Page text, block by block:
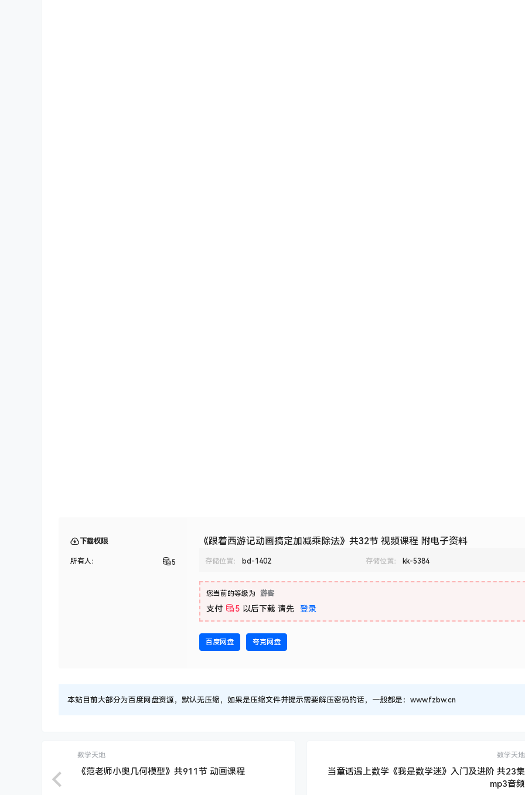
下载权限
所有人： 5
《跟着西游记动画搞定加减乘除法》共32节 视频课程 附电子资料
存储位置： bd-1402 存储位置： kk-5384
您当前的等级为 游客
支付 5 以后下载 请先 登录
百度网盘 夸克网盘
本站目前大部分为百度网盘资源，默认无压缩，如果是压缩文件并提示需要解压密码的话，一般都是：www.fzbw.cn
数学天地
《范老师小奥几何模型》共911节 动画课程
数学天地
当童话遇上数学《我是数学迷》入门及进阶 共23集
mp3音频